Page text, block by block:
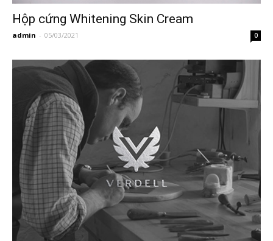
Hộp cứng Whitening Skin Cream
admin - 05/03/2021 0